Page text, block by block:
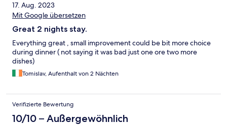
17. Aug. 2023
Mit Google übersetzen
Great 2 nights stay.
Everything great , small improvement could be bit more choice
during dinner ( not saying it was bad just one ore two more
dishes)
Tomislav, Aufenthalt von 2 Nächten
Verifizierte Bewertung
10/10 – Außergewöhnlich